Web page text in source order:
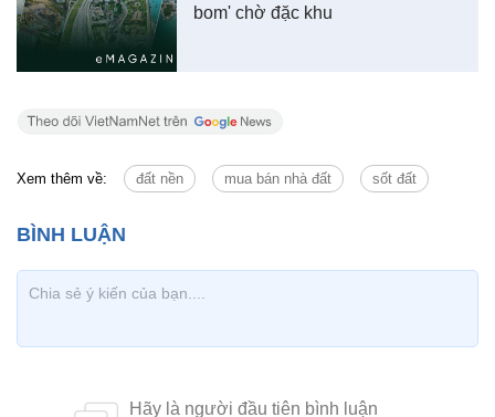
bom' chờ đặc khu
Xem thêm về: đất nền mua bán nhà đất sốt đất